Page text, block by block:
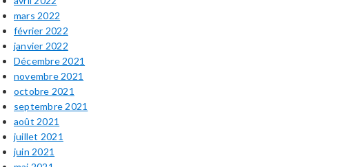
mars 2022
février 2022
janvier 2022
Décembre 2021
novembre 2021
octobre 2021
septembre 2021
août 2021
juillet 2021
juin 2021